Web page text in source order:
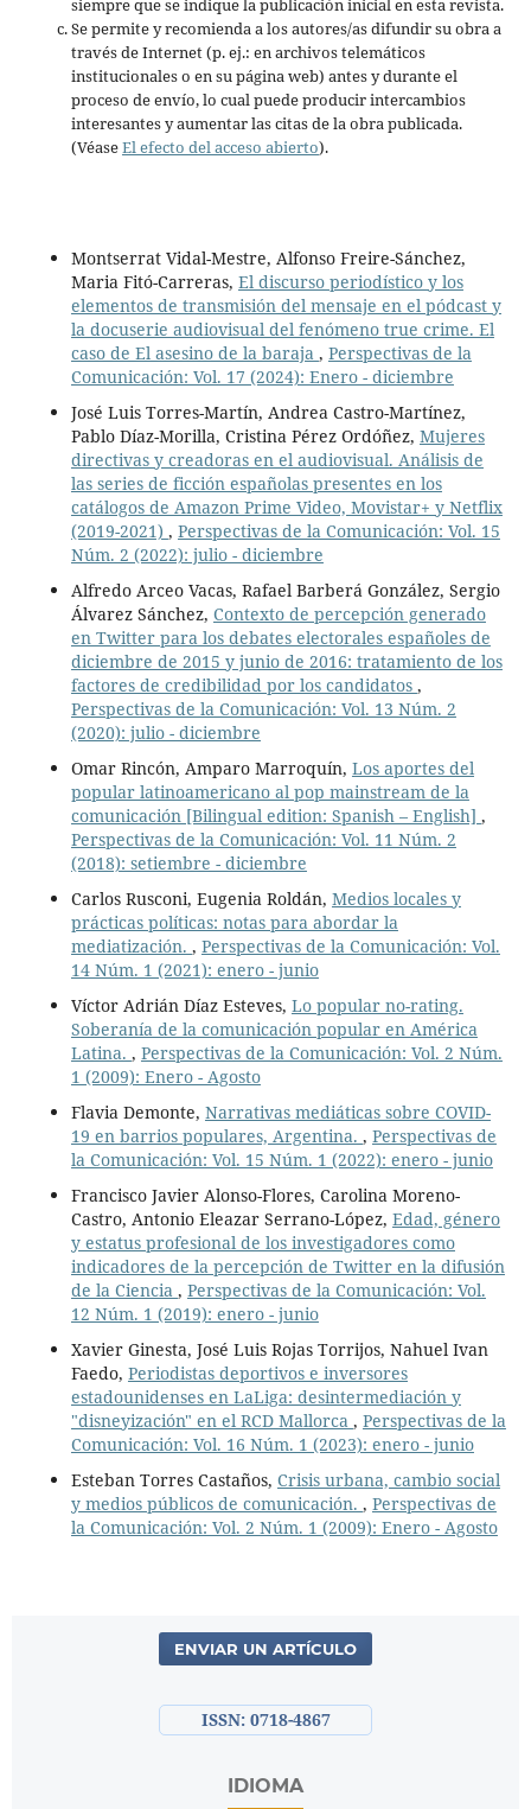
siempre que se indique la publicación inicial en esta revista.
Se permite y recomienda a los autores/as difundir su obra a
través de Internet (p. ej.: en archivos telemáticos
institucionales o en su página web) antes y durante el
proceso de envío, lo cual puede producir intercambios
interesantes y aumentar las citas de la obra publicada.
(VéaseEl efecto del acceso abierto).
Montserrat Vidal-Mestre, Alfonso Freire-Sánchez,
Maria Fitó-Carreras, El discurso periodístico y los
elementos de transmisión del mensaje en el pódcast y
la docuserie audiovisual del fenómeno true crime. El
caso de El asesino de la baraja , Perspectivas de la
Comunicación: Vol. 17 (2024): Enero - diciembre
José Luis Torres-Martín, Andrea Castro-Martínez,
Pablo Díaz-Morilla, Cristina Pérez Ordóñez, Mujeres
directivas y creadoras en el audiovisual. Análisis de
las series de ficción españolas presentes en los
catálogos de Amazon Prime Video, Movistar+ y Netflix
(2019-2021) , Perspectivas de la Comunicación: Vol. 15
Núm. 2 (2022): julio - diciembre
Alfredo Arceo Vacas, Rafael Barberá González, Sergio
Álvarez Sánchez, Contexto de percepción generado
en Twitter para los debates electorales españoles de
diciembre de 2015 y junio de 2016: tratamiento de los
factores de credibilidad por los candidatos ,
Perspectivas de la Comunicación: Vol. 13 Núm. 2
(2020): julio - diciembre
Omar Rincón, Amparo Marroquín, Los aportes del
popular latinoamericano al pop mainstream de la
comunicación [Bilingual edition: Spanish – English] ,
Perspectivas de la Comunicación: Vol. 11 Núm. 2
(2018): setiembre - diciembre
Carlos Rusconi, Eugenia Roldán, Medios locales y
prácticas políticas: notas para abordar la
mediatización. , Perspectivas de la Comunicación: Vol.
14 Núm. 1 (2021): enero - junio
Víctor Adrián Díaz Esteves, Lo popular no-rating.
Soberanía de la comunicación popular en América
Latina. , Perspectivas de la Comunicación: Vol. 2 Núm.
1 (2009): Enero - Agosto
Flavia Demonte, Narrativas mediáticas sobre COVID-
19 en barrios populares, Argentina. , Perspectivas de
la Comunicación: Vol. 15 Núm. 1 (2022): enero - junio
Francisco Javier Alonso-Flores, Carolina Moreno-
Castro, Antonio Eleazar Serrano-López, Edad, género
y estatus profesional de los investigadores como
indicadores de la percepción de Twitter en la difusión
de la Ciencia , Perspectivas de la Comunicación: Vol.
12 Núm. 1 (2019): enero - junio
Xavier Ginesta, José Luis Rojas Torrijos, Nahuel Ivan
Faedo, Periodistas deportivos e inversores
estadounidenses en LaLiga: desintermediación y
"disneyización" en el RCD Mallorca , Perspectivas de la
Comunicación: Vol. 16 Núm. 1 (2023): enero - junio
Esteban Torres Castaños, Crisis urbana, cambio social
y medios públicos de comunicación. , Perspectivas de
la Comunicación: Vol. 2 Núm. 1 (2009): Enero - Agosto
ENVIAR UN ARTÍCULO
ISSN: 0718-4867
IDIOMA